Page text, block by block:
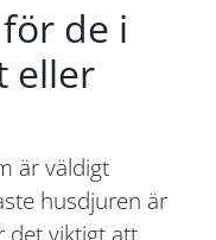
de i
eller
är väldigt
husdjuren är
det viktigt att